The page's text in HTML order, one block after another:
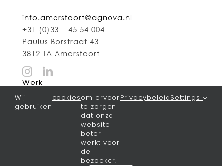
info.amersfoort@agnova.nl
+31 (0)33 – 45 54 004
Paulus Borstraat 43
3812 TA Amersfoort
Werk
Alle projecten
Wij
gebruiken
cookiesom ervoor
te zorgen
dat onze
website
beter
werkt voor
de
bezoeker.
PrivacybeleidSettings